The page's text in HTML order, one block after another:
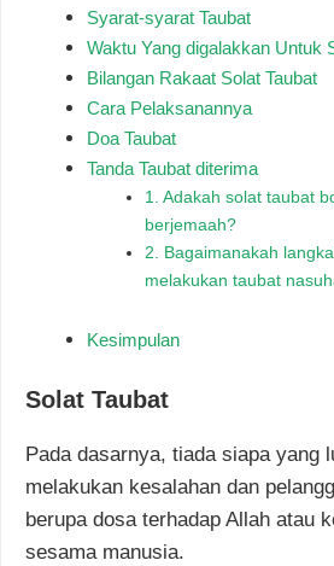
Syarat-syarat Taubat
Waktu Yang digalakkan Untuk
Bilangan Rakaat Solat Taubat
Cara Pelaksanannya
Doa Taubat
Tanda Taubat diterima
1. Adakah solat taubat
berjemaah?
2. Bagaimanakah
melakukan taubat
Kesimpulan
Solat Taubat
Pada dasarnya, tiada siapa yang
melakukan kesalahan dan
berupa dosa terhadap Allah atau
sesama manusia.